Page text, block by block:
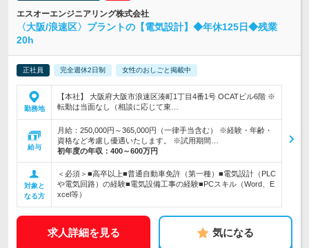
エスオーエンジニアリング株式会社
〈大阪/浪速区〉プラントの【電気設計】◆年休125日◆残業
20h
正社員 完全週休2日制 女性のおしごと掲載中
勤務地
【本社】 大阪府大阪市浪速区湊町1丁目4番1号 OCATビル6階 ※
転勤は当面なし（相談に応じて東…
給与
月給：250,000円～365,000円（一律手当含む） ※経験・年齢・
資格など考慮し優遇いたします。 ※試用期間…
初年度の年収： 400～600万円
対象と
なる方
＜必須＞■高卒以上■普通自動車免許（第一種）■電気設計（PLC
や電気回路）の経験■電気設備工事の経験■PCスキル（Word、E
xcel等）
求人詳細を見る 気になる